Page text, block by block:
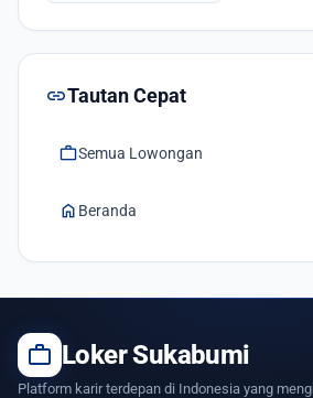
linkTautan Cepat
workSemua Lowongan
home Beranda
work Loker Sukabumi
Platform karir terdepan di Indonesia yang